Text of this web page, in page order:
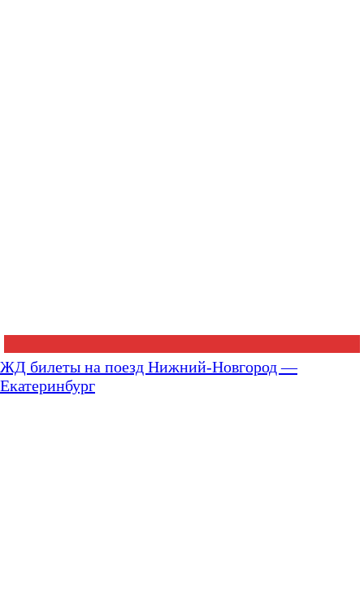
ЖД билеты на поезд Нижний-Новгород —
Екатеринбург